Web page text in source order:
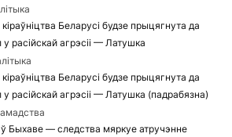
Беларусі будзе прыцягнута да
у расійскай агрэсіі — Латушка
Беларусі будзе прыцягнута да
у расійскай агрэсіі — Латушка (падрабязна)
ў Быхаве — следства мяркуе атручэнне